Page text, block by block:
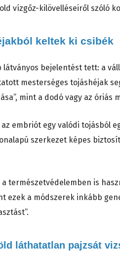
vízgőz-kilövelléseiről szóló
keltek ki csibék
látványos bejelentést tett: a
mesterséges tojáshéjak
mint a dodó vagy az óriás
embriót egy valódi tojásból
szerkezet képes
természetvédelemben is
ezek a módszerek inkább
láthatatlan pajzsát